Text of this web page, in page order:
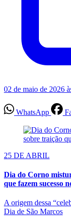
02 de maio de 2026
WhatsApp
25 DE ABRIL
Dia do Corno
que fazem sucesso
A origem dessa
Dia de São Marcos